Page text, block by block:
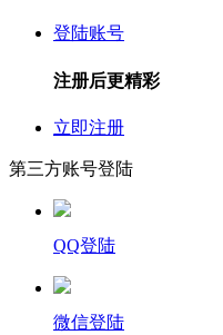
登陆账号
注册后更精彩
立即注册
第三方账号登陆
QQ登陆
微信登陆